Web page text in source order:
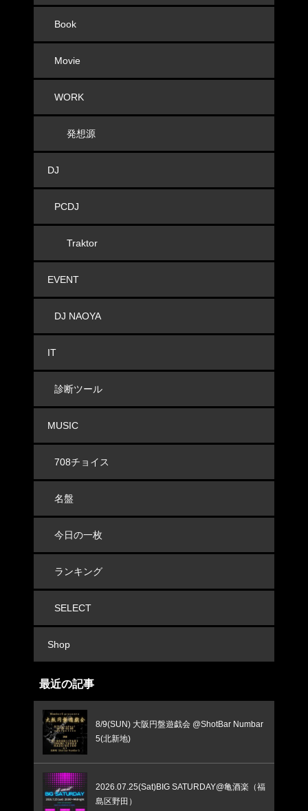
Book
Movie
WORK
発想源
DJ
PCDJ
Traktor
EVENT
DJ NAOYA
IT
診断ツール
MUSIC
708チョイス
名盤
今日の一枚
ランキング
SELECT
Shop
最近の記事
8/9(SUN) 大阪円盤遊戯会 @ShotBar Numbar
5(北新地)
2026.07.25(Sat)BIG SATURDAY@亀酒楽（福
島区野田）